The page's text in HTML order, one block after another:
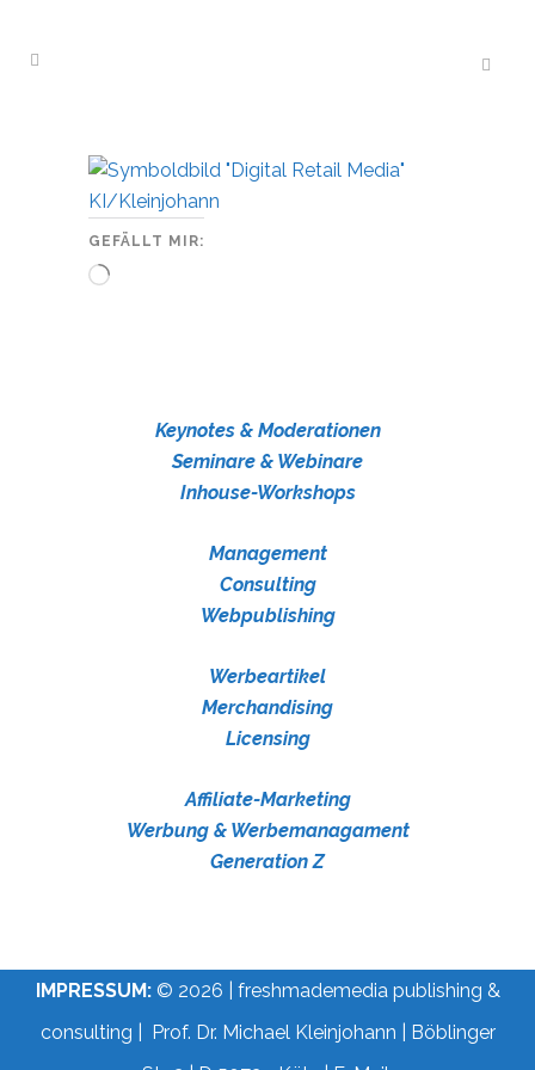
GEFÄLLT MIR:
Wird
Keynotes & Moderationen
Seminare & Webinare
Inhouse-Workshops
Management
Consulting
Webpublishing
Werbeartikel
Merchandising
Licensing
Affiliate-Marketing
Werbung & Werbemanagament
Generation Z
IMPRESSUM:© 2026 | freshmademedia publishing &
consulting | Prof. Dr. Michael Kleinjohann | Böblinger